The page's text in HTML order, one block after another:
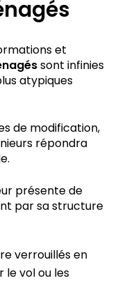
et
sont infinies
atypiques
de modification,
répondra
présente de
par sa structure
verrouillés en
vol ou les